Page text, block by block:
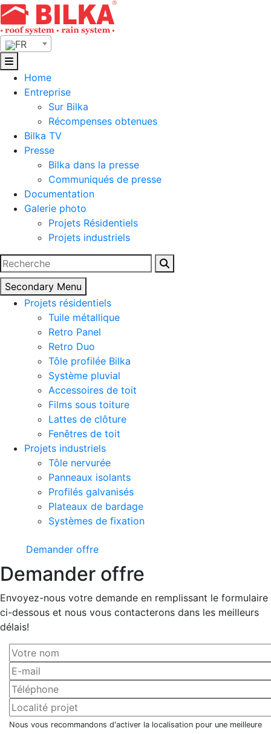
Skip
to
content
FR
Home
Entreprise
Sur Bilka
Récompenses obtenues
Bilka TV
Presse
Bilka dans la presse
Communiqués de presse
Documentation
Galerie photo
Projets Résidentiels
Projets industriels
Rechercher :
Secondary Menu
Projets résidentiels
Tuile métallique
Retro Panel
Retro Duo
Tôle profilée Bilka
Système pluvial
Accessoires de toit
Films sous toiture
Lattes de clôture
Fenêtres de toit
Projets industriels
Tôle nervurée
Panneaux isolants
Profilés galvanisés
Plateaux de bardage
Systèmes de fixation
Demander offre
Demander offre
Envoyez-nous votre demande en remplissant le formulaire
ci-dessous et nous vous contacterons dans les meilleurs
délais!
Nous vous recommandons d'activer la localisation pour une meilleure